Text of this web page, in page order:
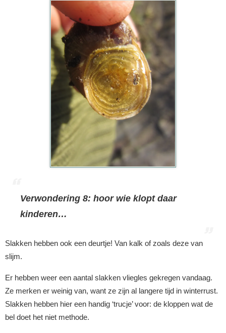
Verwondering 8: hoor wie klopt daar
kinderen…
Slakken hebben ook een deurtje! Van kalk of zoals deze van
slijm.
Er hebben weer een aantal slakken vliegles gekregen vandaag.
Ze merken er weinig van, want ze zijn al langere tijd in winterrust.
Slakken hebben hier een handig ‘trucje’ voor: de kloppen wat de
bel doet het niet methode.